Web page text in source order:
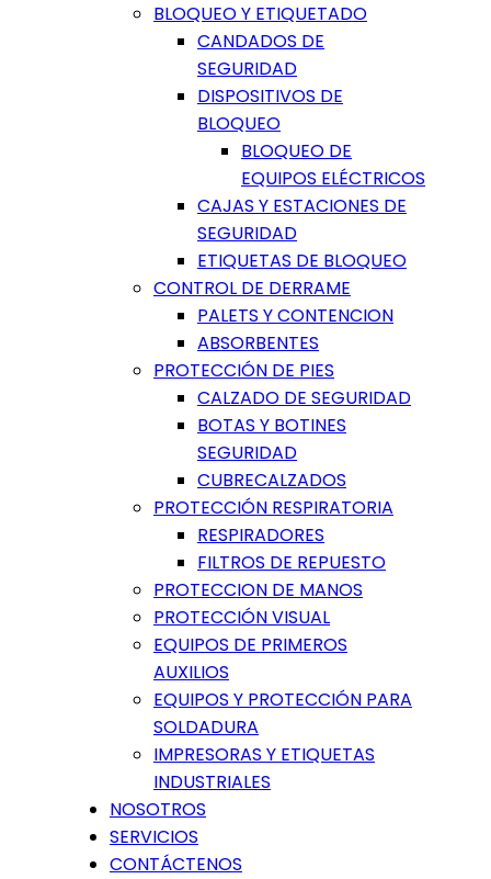
BLOQUEO Y ETIQUETADO
CANDADOS DE
SEGURIDAD
DISPOSITIVOS DE
BLOQUEO
BLOQUEO DE
EQUIPOS ELÉCTRICOS
CAJAS Y ESTACIONES DE
SEGURIDAD
ETIQUETAS DE BLOQUEO
CONTROL DE DERRAME
PALETS Y CONTENCION
ABSORBENTES
PROTECCIÓN DE PIES
CALZADO DE SEGURIDAD
BOTAS Y BOTINES
SEGURIDAD
CUBRECALZADOS
PROTECCIÓN RESPIRATORIA
RESPIRADORES
FILTROS DE REPUESTO
PROTECCION DE MANOS
PROTECCIÓN VISUAL
EQUIPOS DE PRIMEROS
AUXILIOS
EQUIPOS Y PROTECCIÓN PARA
SOLDADURA
IMPRESORAS Y ETIQUETAS
INDUSTRIALES
NOSOTROS
SERVICIOS
CONTÁCTENOS